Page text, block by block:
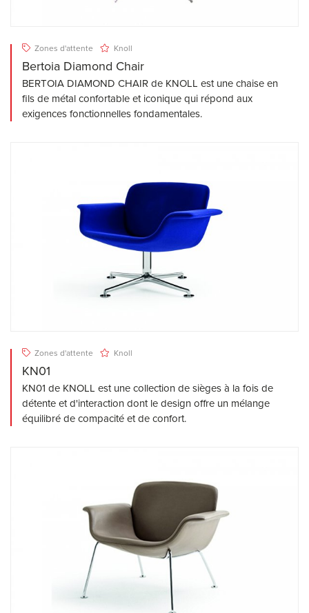
Zones d'attente Knoll
Bertoia Diamond Chair
BERTOIA DIAMOND CHAIR de KNOLL est une chaise en
fils de métal confortable et iconique qui répond aux
exigences fonctionnelles fondamentales.
Zones d'attente Knoll
KN01
KN01 de KNOLL est une collection de sièges à la fois de
détente et d'interaction dont le design offre un mélange
équilibré de compacité et de confort.